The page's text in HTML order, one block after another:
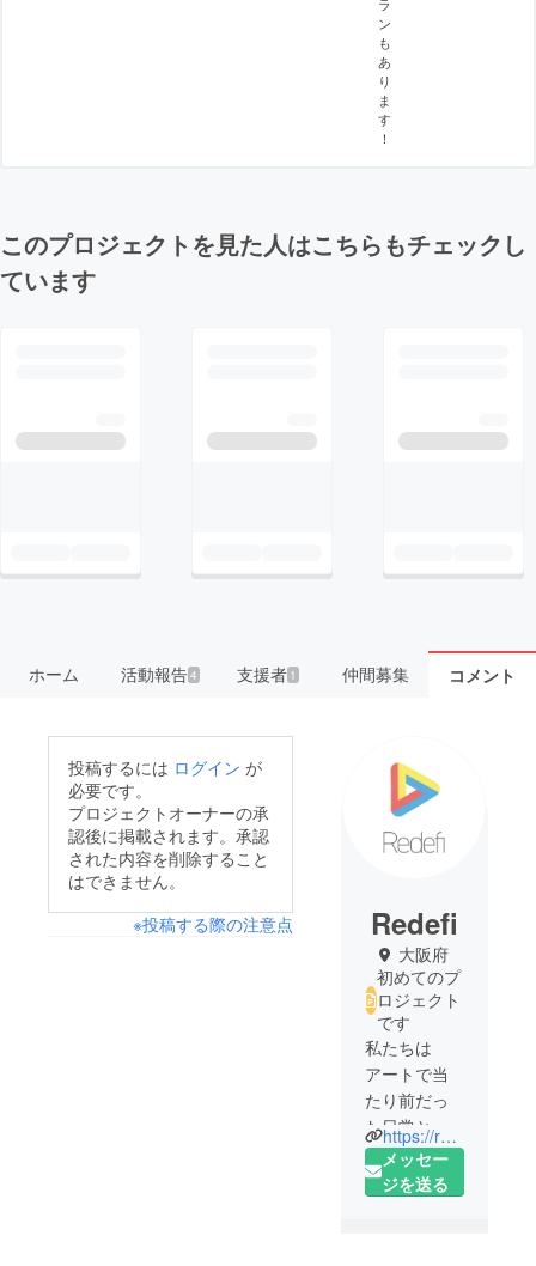
ン
も
あ
り
ま
す
！
このプロジェクトを見た人はこちらもチェックし
ています
ホーム 活動報告4 支援者 1 仲間募集 コメント
投稿するには ログイン が
必要です。
プロジェクトオーナーの承
認後に掲載されます。承認
された内容を削除すること
はできません。
※投稿する際の注意点
Redefi
大阪府
初めてのプ
ロジェクト
です
私たちは
アートで当
たり前だっ
た日常と常
識を再定義
します。
https://redefi.co.jp/
メッセー
ジを送る